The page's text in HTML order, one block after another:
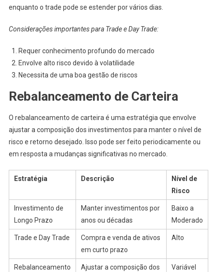
enquanto o trade pode se estender por vários dias.
Considerações importantes para Trade e Day Trade:
Requer conhecimento profundo do mercado
Envolve alto risco devido à volatilidade
Necessita de uma boa gestão de riscos
Rebalanceamento de Carteira
O rebalanceamento de carteira é uma estratégia que envolve
ajustar a composição dos investimentos para manter o nível de
risco e retorno desejado. Isso pode ser feito periodicamente ou
em resposta a mudanças significativas no mercado.
Estratégia Descrição
Nível de
Risco
Investimento de
Longo Prazo
Manter investimentos por
anos ou décadas
Baixo a
Moderado
Trade e Day Trade
Compra e venda de ativos
em curto prazo
Alto
Rebalanceamento
Ajustar a composição dos
Variável